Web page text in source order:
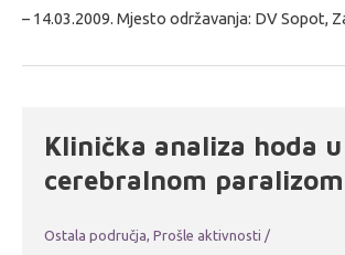
– 14.03.2009. Mjesto održavanja: DV Sopot,
Klinička analiza hoda
cerebralnom paralizom
Ostala područja Prošle aktivnosti /